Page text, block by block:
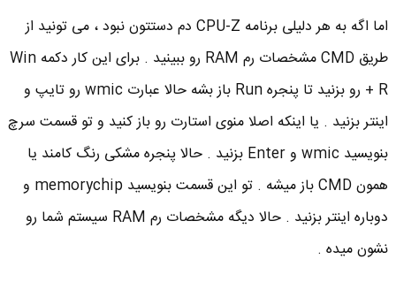
اما اگه به هر دلیلی برنامه CPU-Z دم دستتون نبود ، می تونید از
طریق CMD مشخصات رم RAM رو ببینید . برای این کار دکمه Win
+ R رو بزنید تا پنجره Run باز بشه حالا عبارت wmic رو تایپ و
اینتر بزنید . یا اینکه اصلا منوی استارت رو باز کنید و تو قسمت سرچ
بنویسید wmic و Enter بزنید . حالا پنجره مشکی رنگ کامند یا
همون CMD باز میشه . تو این قسمت بنویسید memorychip و
دوباره اینتر بزنید . حالا دیگه مشخصات رم RAM سیستم شما رو
نشون میده .